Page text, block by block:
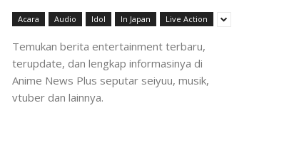
Acara Audio Idol In Japan Live Action
Temukan berita entertainment terbaru,
terupdate, dan lengkap informasinya di
Anime News Plus seputar seiyuu, musik,
vtuber dan lainnya.